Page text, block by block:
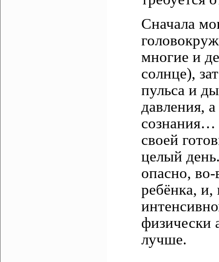
Сначала
многие и
солнце),
пульса и
давления,
сознания…
своей
целый
опасно,
ребёнка, и,
физически
лучше.